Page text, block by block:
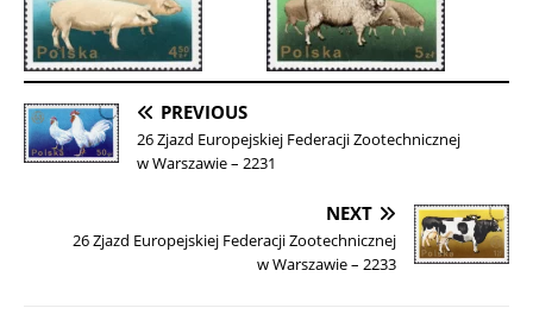
PREVIOUS
26 Zjazd Europejskiej Federacji Zootechnicznej
w Warszawie – 2231
NEXT
26 Zjazd Europejskiej Federacji Zootechnicznej
w Warszawie – 2233